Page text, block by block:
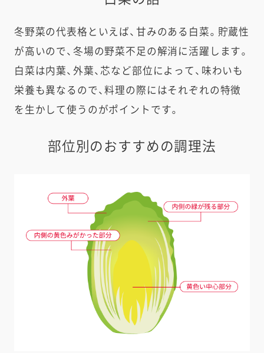
冬野菜の代表格といえば、甘みのある白菜。貯蔵性
が高いので、冬場の野菜不足の解消に活躍します。
白菜は内葉、外葉、芯など部位によって、味わいも
栄養も異なるので、料理の際にはそれぞれの特徴
を生かして使うのがポイントです。
部位別のおすすめの調理法